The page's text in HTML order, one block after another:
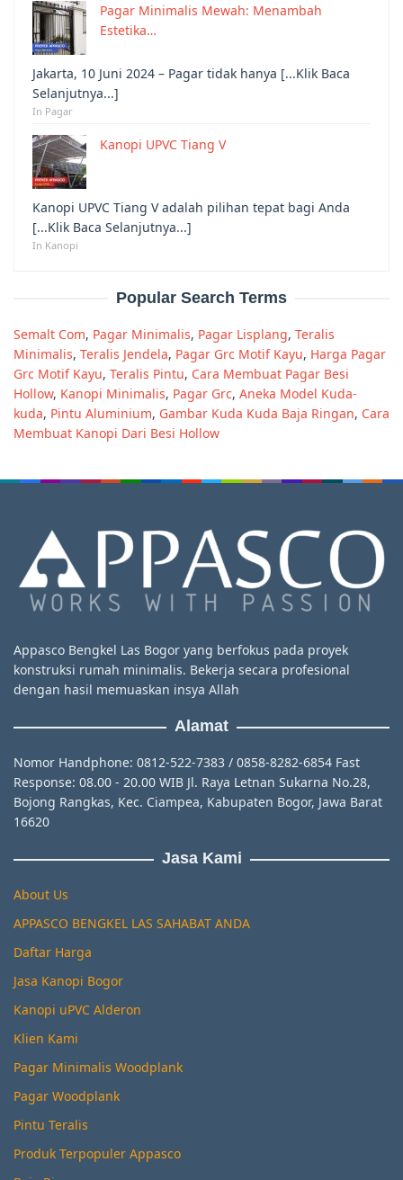
Pagar Minimalis Mewah: Menambah
Estetika…
Jakarta, 10 Juni 2024 – Pagar tidak hanya [...Klik Baca
Selanjutnya...]
In Pagar
Kanopi UPVC Tiang V
Kanopi UPVC Tiang V adalah pilihan tepat bagi Anda
[...Klik Baca Selanjutnya...]
In Kanopi
Popular Search Terms
Semalt Com, Pagar Minimalis, Pagar Lisplang, Teralis
Minimalis, Teralis Jendela, Pagar Grc Motif Kayu, Harga Pagar
Grc Motif Kayu, Teralis Pintu, Cara Membuat Pagar Besi
Hollow, Kanopi Minimalis, Pagar Grc, Aneka Model Kuda-
kuda, Pintu Aluminium, Gambar Kuda Kuda Baja Ringan, Cara
Membuat Kanopi Dari Besi Hollow
Appasco Bengkel Las Bogor yang berfokus pada proyek
konstruksi rumah minimalis. Bekerja secara profesional
dengan hasil memuaskan insya Allah
Alamat
Nomor Handphone: 0812-522-7383 / 0858-8282-6854 Fast
Response: 08.00 - 20.00 WIB Jl. Raya Letnan Sukarna No.28,
Bojong Rangkas, Kec. Ciampea, Kabupaten Bogor, Jawa Barat
16620
Jasa Kami
About Us
APPASCO BENGKEL LAS SAHABAT ANDA
Daftar Harga
Jasa Kanopi Bogor
Kanopi uPVC Alderon
Klien Kami
Pagar Minimalis Woodplank
Pagar Woodplank
Pintu Teralis
Produk Terpopuler Appasco